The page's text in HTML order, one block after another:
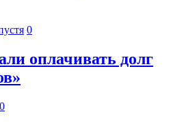
0
оплачивать долг
0